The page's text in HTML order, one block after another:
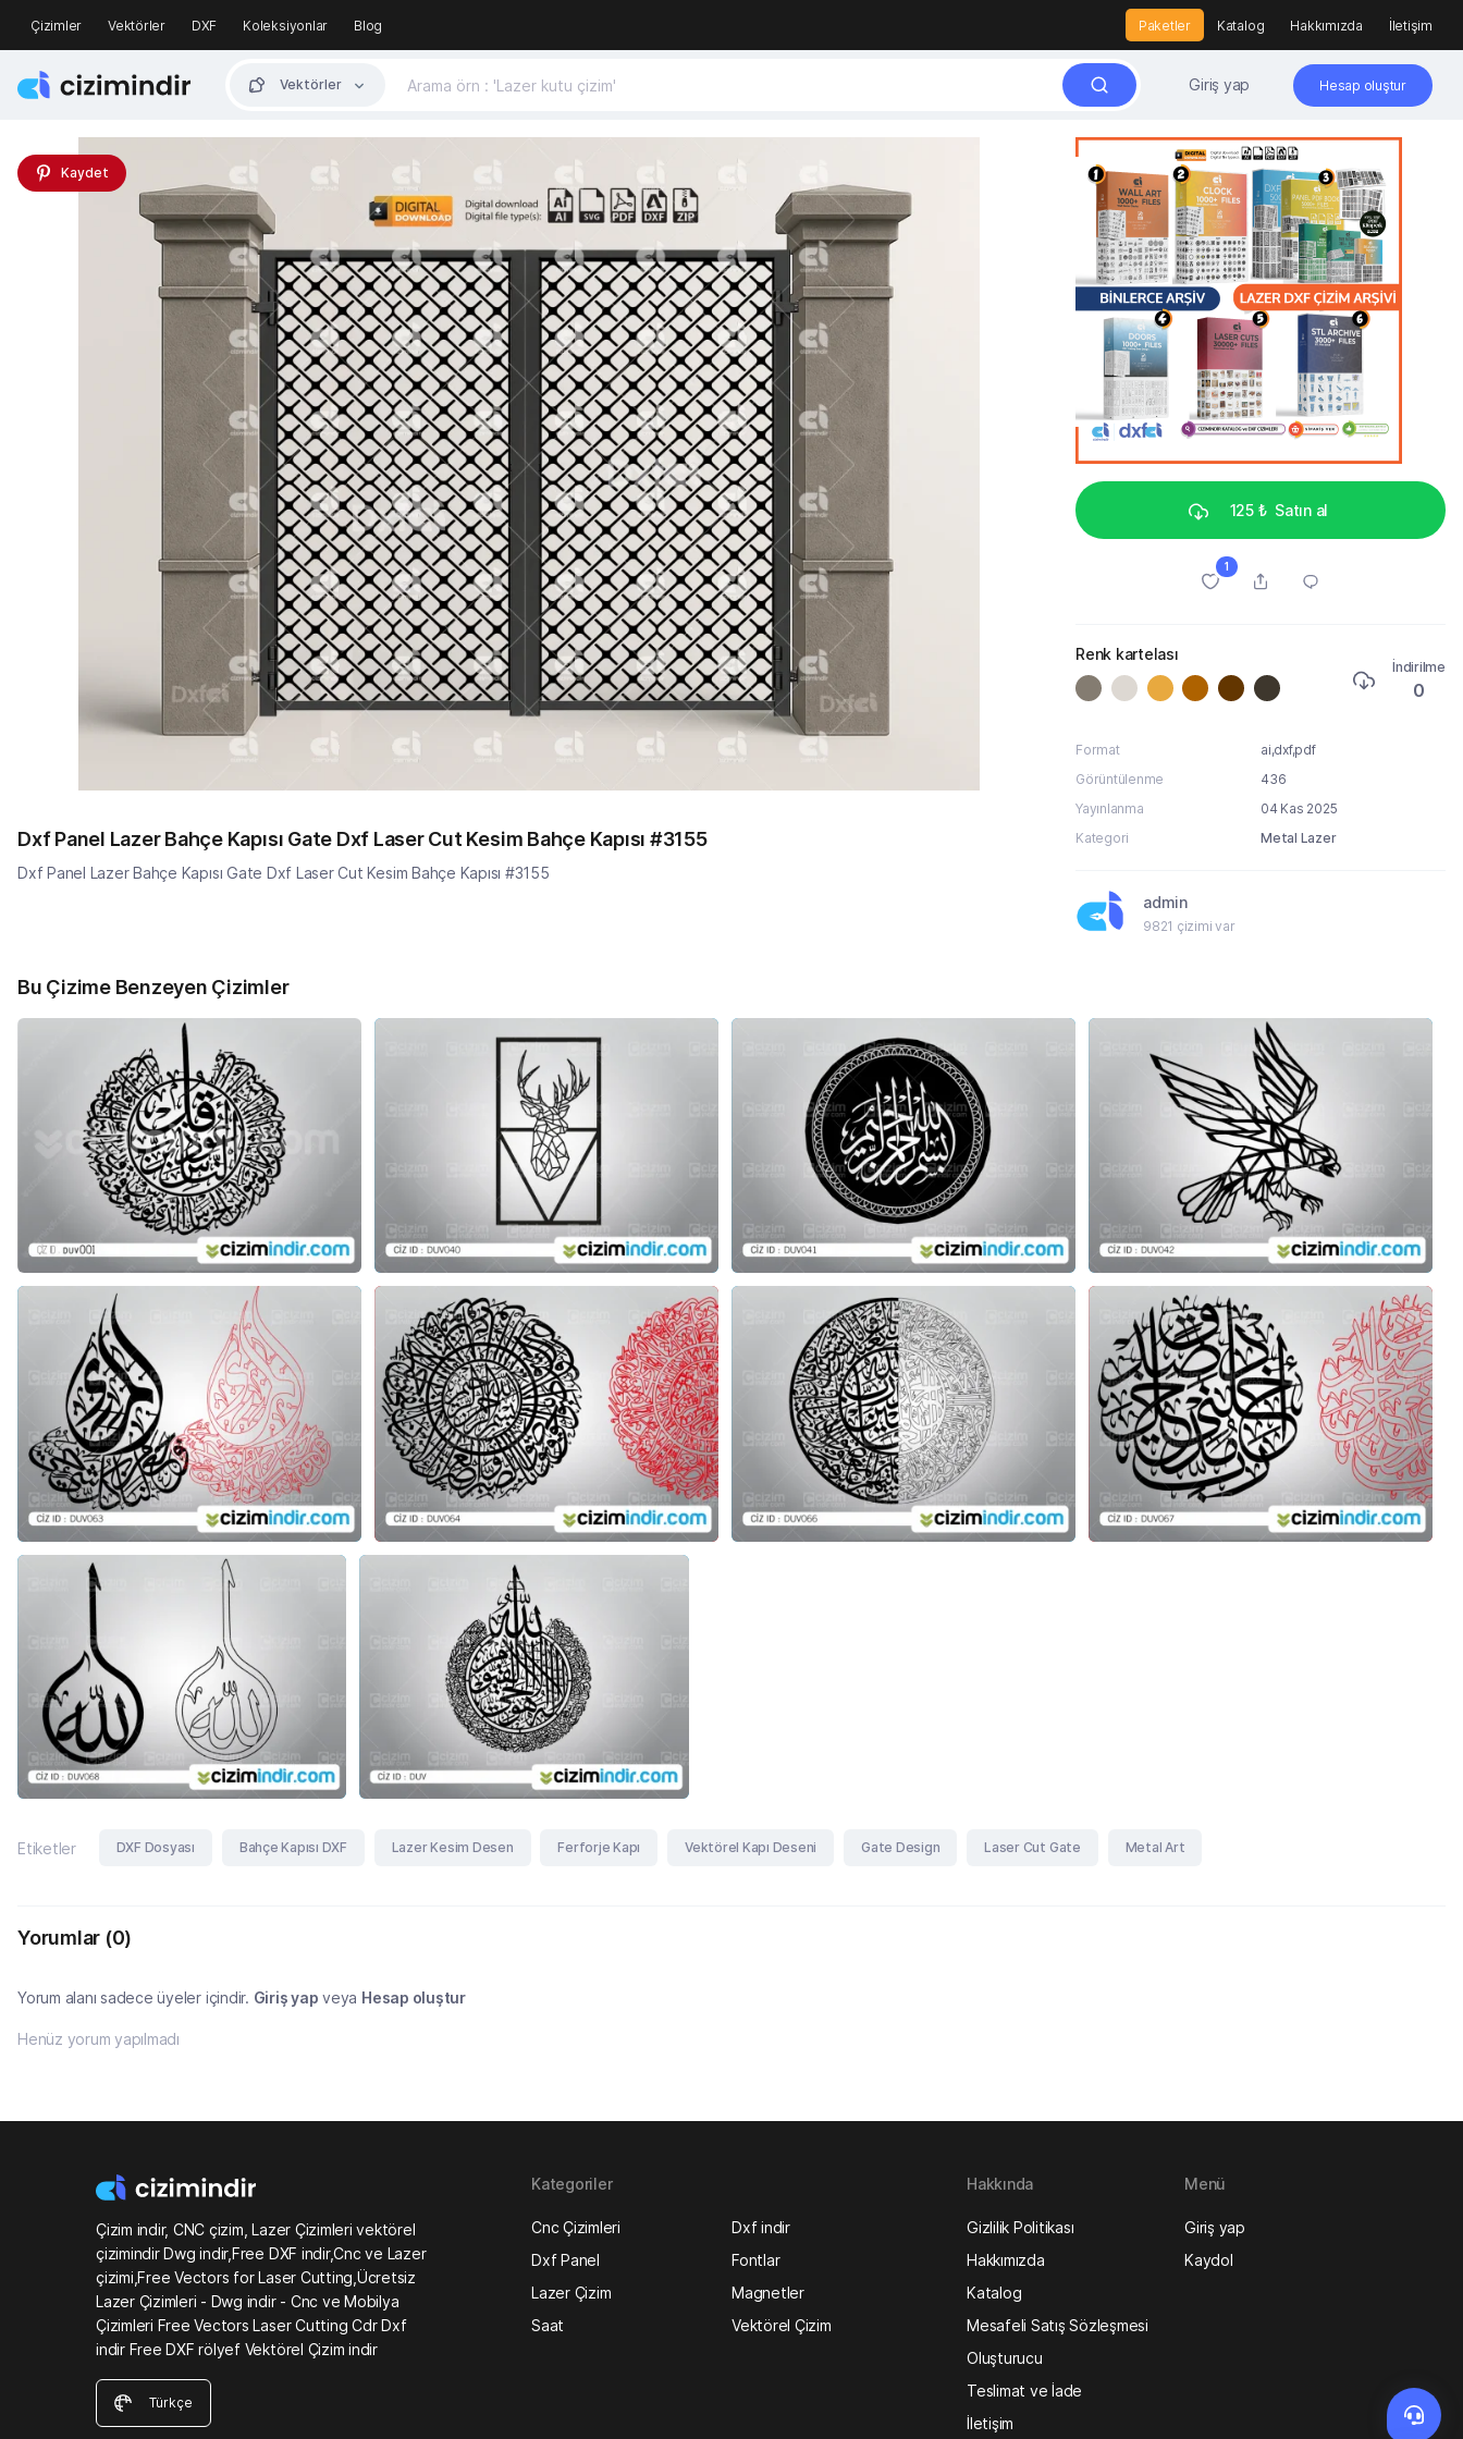
Çizimler Vektörler DXF Koleksiyonlar Blog Paketler Katalog Hakkımızda İletişim
Vektörler Giriş yap Hesap oluştur
Kaydet
Dxf Panel Lazer Bahçe Kapısı Gate Dxf Laser Cut Kesim Bahçe Kapısı #3155
Dxf Panel Lazer Bahçe Kapısı Gate Dxf Laser Cut Kesim Bahçe Kapısı #3155
125 ₺ Satın al
1
Renk kartelası
İndirilme
0
Format
ai,dxf,pdf
Görüntülenme
436
Yayınlanma
04 Kas 2025
Kategori
Metal Lazer
admin
9821 çizimi var
Bu Çizime Benzeyen Çizimler
Etiketler DXF Dosyası Bahçe Kapısı DXF Lazer Kesim Desen Ferforje Kapı Vektörel Kapı Deseni Gate Design Laser Cut Gate Metal Art
Yorumlar (0)
Yorum alanı sadece üyeler içindir. Giriş yap veya Hesap oluştur
Henüz yorum yapılmadı
Çizim indir, CNC çizim, Lazer Çizimleri vektörel
çizimindir Dwg indir,Free DXF indir,Cnc ve Lazer
çizimi,Free Vectors for Laser Cutting,Ücretsiz
Lazer Çizimleri - Dwg indir - Cnc ve Mobilya
Çizimleri Free Vectors Laser Cutting Cdr Dxf
indir Free DXF rölyef Vektörel Çizim indir
Türkçe
Kategoriler
Cnc Çizimleri
Dxf indir
Dxf Panel
Fontlar
Lazer Çizim
Magnetler
Saat
Vektörel Çizim
Hakkında
Gizlilik Politikası
Hakkımızda
Katalog
Mesafeli Satış Sözleşmesi
Oluşturucu
Teslimat ve İade
İletişim
Menü
Giriş yap
Kaydol